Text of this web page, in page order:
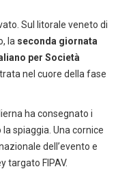
Sul litorale veneto di
la seconda giornata
per Società
nel cuore della fase
ha consegnato i
spiaggia. Una cornice
dell’evento e
targato FIPAV.